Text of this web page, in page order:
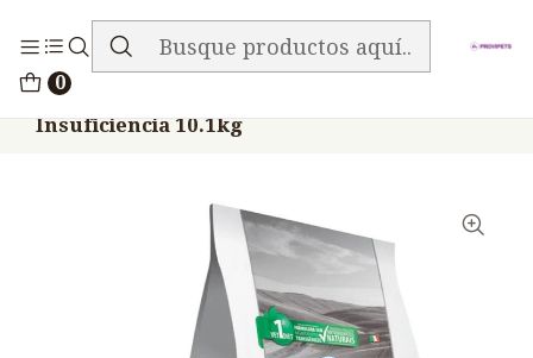
0
ENVIO GRATIS EN TODA LA TIENDA
Insuficiencia 10.1kg